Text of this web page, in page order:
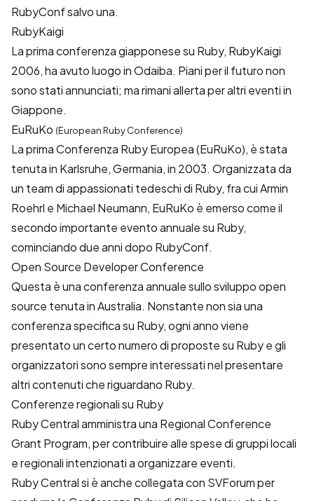
RubyConf salvo una.
RubyKaigi
La prima conferenza giapponese su Ruby, RubyKaigi
2006, ha avuto luogo in Odaiba. Piani per il futuro non
sono stati annunciati; ma rimani allerta per altri eventi in
Giappone.
EuRuKo (European Ruby Conference)
La prima Conferenza Ruby Europea (EuRuKo), è stata
tenuta in Karlsruhe, Germania, in 2003. Organizzata da
un team di appassionati tedeschi di Ruby, fra cui Armin
Roehrl e Michael Neumann, EuRuKo è emerso come il
secondo importante evento annuale su Ruby,
cominciando due anni dopo RubyConf.
Open Source Developer Conference
Questa è una conferenza annuale sullo sviluppo open
source tenuta in Australia. Nonstante non sia una
conferenza specifica su Ruby, ogni anno viene
presentato un certo numero di proposte su Ruby e gli
organizzatori sono sempre interessati nel presentare
altri contenuti che riguardano Ruby.
Conferenze regionali su Ruby
Ruby Centralamministra una Regional Conference
Grant Program, per contribuire alle spese di gruppi locali
e regionali intenzionati a organizzare eventi.
Ruby Central si è anche collegata con SVForumper